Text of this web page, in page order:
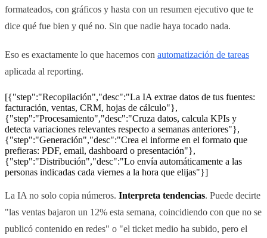
formateados, con gráficos y hasta con un resumen ejecutivo que te
dice qué fue bien y qué no. Sin que nadie haya tocado nada.
Eso es exactamente lo que hacemos con automatización de tareas
aplicada al reporting.
[{"step":"Recopilación","desc":"La IA extrae datos de tus fuentes:
facturación, ventas, CRM, hojas de cálculo"},
{"step":"Procesamiento","desc":"Cruza datos, calcula KPIs y
detecta variaciones relevantes respecto a semanas anteriores"},
{"step":"Generación","desc":"Crea el informe en el formato que
prefieras: PDF, email, dashboard o presentación"},
{"step":"Distribución","desc":"Lo envía automáticamente a las
personas indicadas cada viernes a la hora que elijas"}]
La IA no solo copia números. Interpreta tendencias. Puede decirte
"las ventas bajaron un 12% esta semana, coincidiendo con que no se
publicó contenido en redes" o "el ticket medio ha subido, pero el